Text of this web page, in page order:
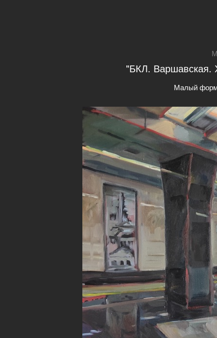
"БКЛ. Варшавская.
Малый